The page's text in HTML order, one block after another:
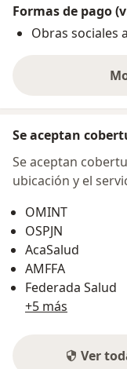
Formas de pago
Obras sociales
Se aceptan
Se aceptan
ubicación y el
OMINT
OSPJN
AcaSalud
AMFFA
Federada Salud
+5 más
Ver